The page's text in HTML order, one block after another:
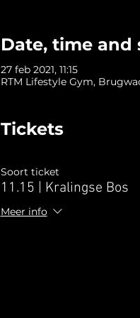
Date, time
27 feb 2021, 11:15
RTM Lifestyle Gym,
Tickets
Soort ticket
11.15 | Kralingse Bos
Meer info